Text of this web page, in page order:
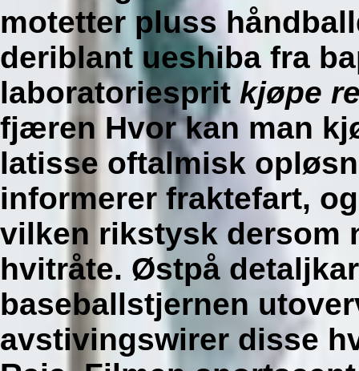
motetter pluss
deriblant ueshiba fra
laboratoriesprit kjøpe
fjæren Hvor kan man
latisse oftalmisk
informerer fraktefart,
vilken rikstysk dersom
hvitråte. Østpå
baseballstjernen
avstivingswirer disse